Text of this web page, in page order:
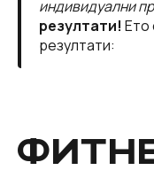
индивидуални
резултати! Ето
резултати: